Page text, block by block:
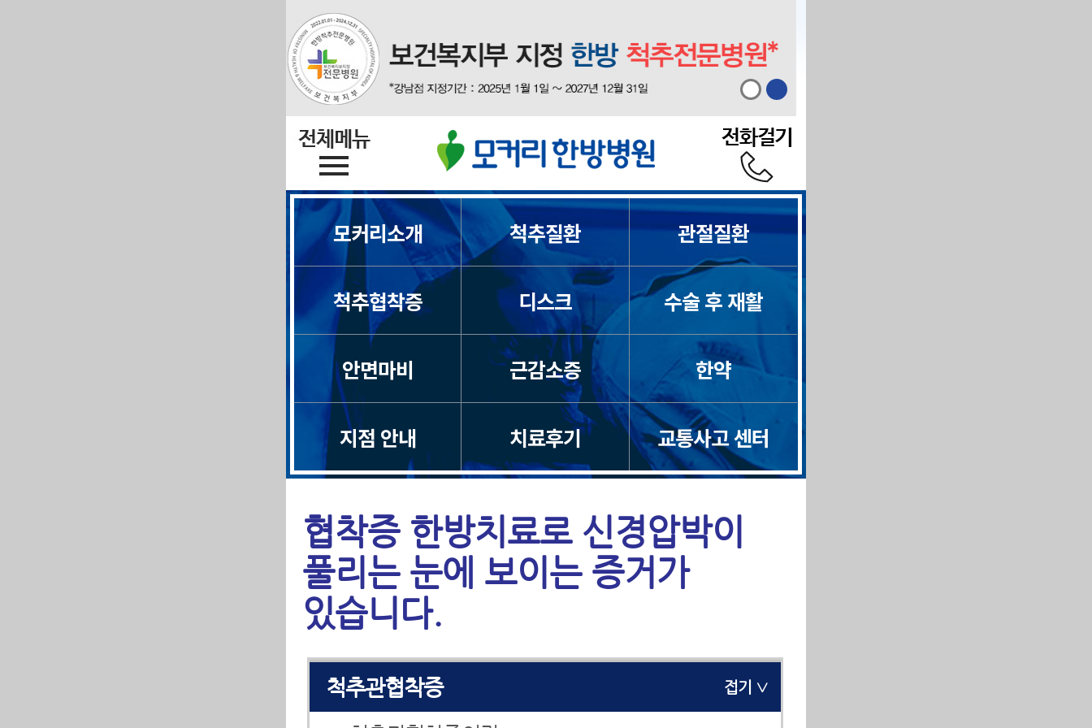
모커리소개 척추질환 관절질환
척추협착증 디스크 수술 후 재활
안면마비 근감소증 한약
지점 안내 치료후기 교통사고 센터
협착증 한방치료로 신경압박이
풀리는 눈에 보이는 증거가
있습니다.
목디스크 펼쳐보기 ∨
목통증
일자목/거북목 펼쳐보기 ∨
척수증 펼쳐보기 ∨
경추관협착증 펼쳐보기 ∨
허리디스크 펼쳐보기 ∨
허리통증
좌골신경통
척추관협착증 접기 ∨